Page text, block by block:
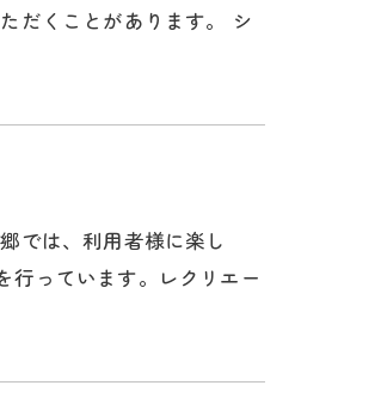
だくことがあります。 シ
では、利用者様に楽し
行っています。レクリエー